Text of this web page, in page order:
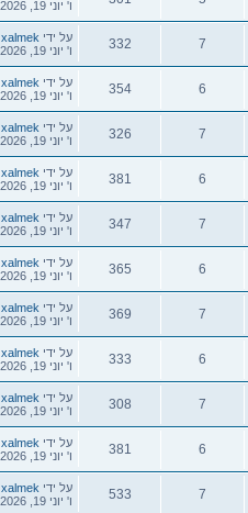
תגובות
צפיות
אחרונה
ו' יוני 19, 2026 11:25 pm
7
תגובות
332
צפיות
הודעה
אחרונה
על ידי xalmek
ו' יוני 19, 2026 11:24 pm
6
תגובות
354
צפיות
הודעה
אחרונה
על ידי xalmek
ו' יוני 19, 2026 11:22 pm
7
תגובות
326
צפיות
הודעה
אחרונה
על ידי xalmek
ו' יוני 19, 2026 11:21 pm
6
תגובות
381
צפיות
הודעה
אחרונה
על ידי xalmek
ו' יוני 19, 2026 11:20 pm
7
תגובות
347
צפיות
הודעה
אחרונה
על ידי xalmek
ו' יוני 19, 2026 11:18 pm
6
תגובות
365
צפיות
הודעה
אחרונה
על ידי xalmek
ו' יוני 19, 2026 11:17 pm
7
תגובות
369
צפיות
הודעה
אחרונה
על ידי xalmek
ו' יוני 19, 2026 11:15 pm
6
תגובות
333
צפיות
הודעה
אחרונה
על ידי xalmek
ו' יוני 19, 2026 11:14 pm
7
תגובות
308
צפיות
הודעה
אחרונה
על ידי xalmek
ו' יוני 19, 2026 11:13 pm
6
תגובות
381
צפיות
הודעה
אחרונה
על ידי xalmek
ו' יוני 19, 2026 11:11 pm
7
533
הודעה
אחרונה
על ידי xalmek
ו' יוני 19, 2026 11:10 pm